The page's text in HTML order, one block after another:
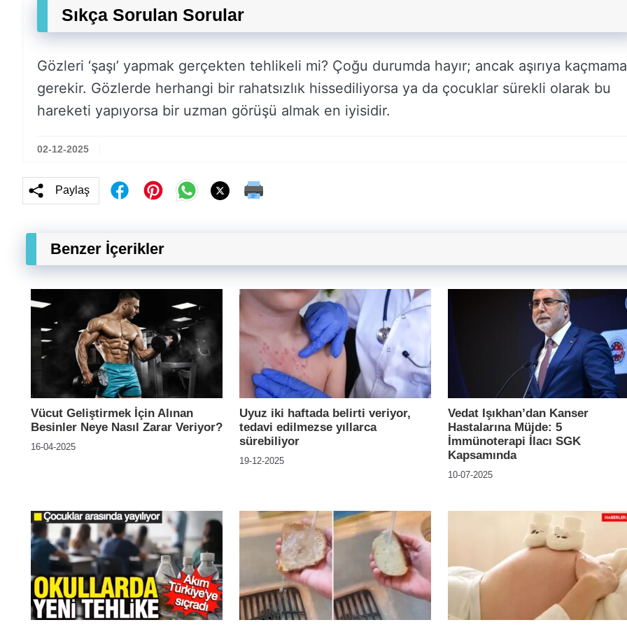
Sıkça Sorulan Sorular
Gözleri ‘şaşı’ yapmak gerçekten tehlikeli mi? Çoğu durumda hayır; ancak aşırıya
gerekir. Gözlerde herhangi bir rahatsızlık hissediliyorsa ya da çocuklar sürekli olarak bu
hareketi yapıyorsa bir uzman görüşü almak en iyisidir.
02-12-2025
Paylaş
Benzer İçerikler
Vücut Geliştirmek İçin Alınan
Besinler Neye Nasıl Zarar Veriyor?
16-04-2025
Uyuz iki haftada belirti veriyor,
tedavi edilmezse yıllarca
sürebiliyor
19-12-2025
Vedat Işıkhan’dan Kanser
Hastalarına Müjde: 5
İmmünoterapi İlacı SGK
Kapsamında
10-07-2025